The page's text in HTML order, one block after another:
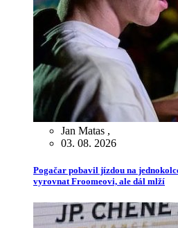
Jan Matas ,
03. 08. 2026
Pogačar pobavil jízdou na
vyrovnat Froomeovi, ale dál mlží